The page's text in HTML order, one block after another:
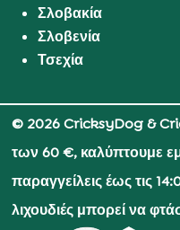
Σλοβακία
Σλοβενία
Τσεχία
© 2026 CricksyDog &
των 60 €, καλύπτουμε
παραγγείλεις έως τις
λιχουδιές μπορεί να